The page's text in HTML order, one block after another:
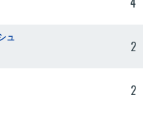
ュ
2
2